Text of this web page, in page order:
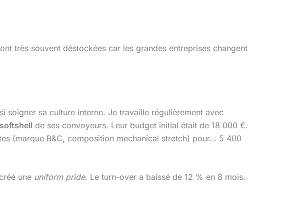
très souvent déstockées car les grandes entreprises changent
soigner sa culture interne. Je travaille régulièrement avec
de ses convoyeurs. Leur budget initial était de 18 000 €.
(marque B&C, composition mechanical stretch) pour… 5 400
une uniform pride. Le turn-over a baissé de 12 % en 8 mois.